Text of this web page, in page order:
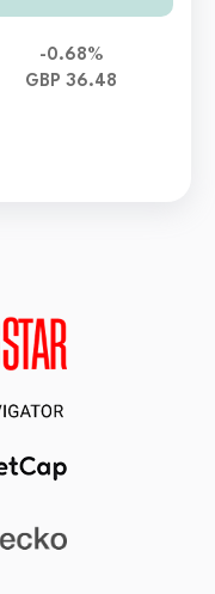
-0.68%
GBP 36.48